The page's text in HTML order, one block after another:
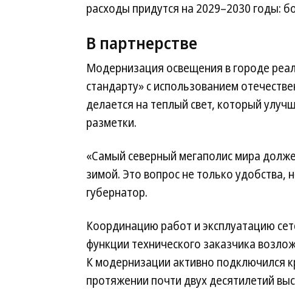
расходы придутся на 2029–2030 годы:
В партнерстве
Модернизация освещения в городе
стандарту» с использованием
делается на теплый свет, который
разметки.
«Самый северный мегаполис мира
зимой. Это вопрос не только
губернатор.
Координацию работ и эксплуатацию
функции технического заказчика
К модернизации активно подключился
протяжении почти двух десятилетий